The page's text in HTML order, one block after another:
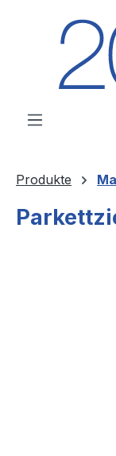
Zum Hauptinhalt
Produkte
Bildergalerie